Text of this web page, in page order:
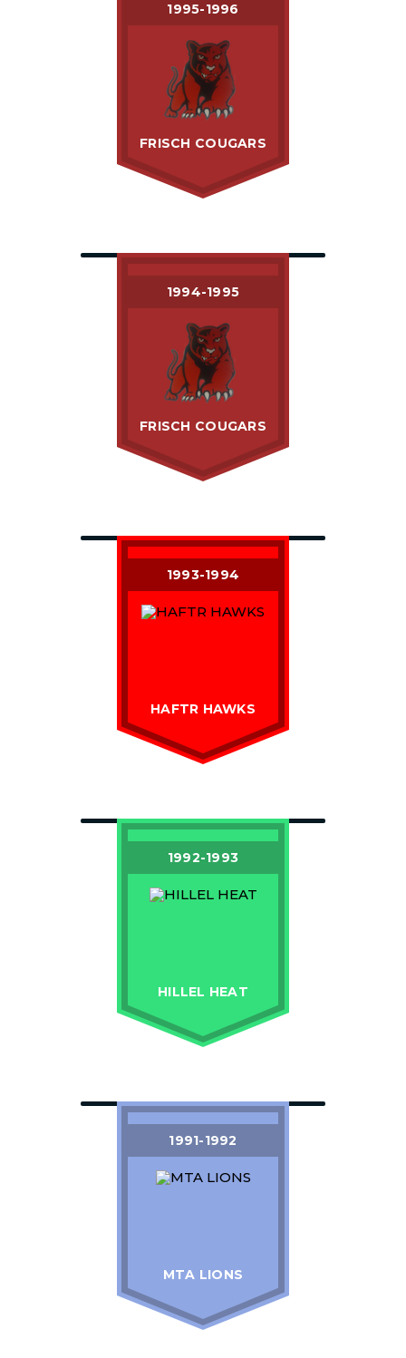
1995-1996
FRISCH COUGARS
1994-1995
FRISCH COUGARS
1993-1994
HAFTR HAWKS
1992-1993
HILLEL HEAT
1991-1992
MTA LIONS